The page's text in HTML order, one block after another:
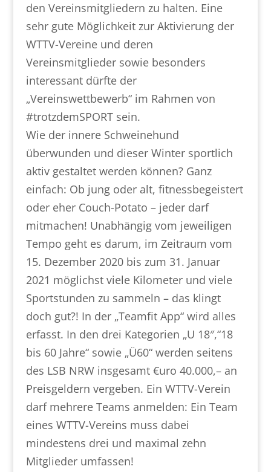
den Vereinsmitgliedern zu halten. Eine
sehr gute Möglichkeit zur Aktivierung der
WTTV-Vereine und deren
Vereinsmitglieder sowie besonders
interessant dürfte der
„Vereinswettbewerb“ im Rahmen von
#trotzdemSPORT sein.
Wie der innere Schweinehund
überwunden und dieser Winter sportlich
aktiv gestaltet werden können? Ganz
einfach: Ob jung oder alt, fitnessbegeistert
oder eher Couch-Potato – jeder darf
mitmachen! Unabhängig vom jeweiligen
Tempo geht es darum, im Zeitraum vom
15. Dezember 2020 bis zum 31. Januar
2021 möglichst viele Kilometer und viele
Sportstunden zu sammeln – das klingt
doch gut?! In der „Teamfit App“ wird alles
erfasst. In den drei Kategorien „U 18″,“18
bis 60 Jahre“ sowie „Ü60“ werden seitens
des LSB NRW insgesamt €uro 40.000,– an
Preisgeldern vergeben. Ein WTTV-Verein
darf mehrere Teams anmelden: Ein Team
eines WTTV-Vereins muss dabei
mindestens drei und maximal zehn
Mitglieder umfassen!